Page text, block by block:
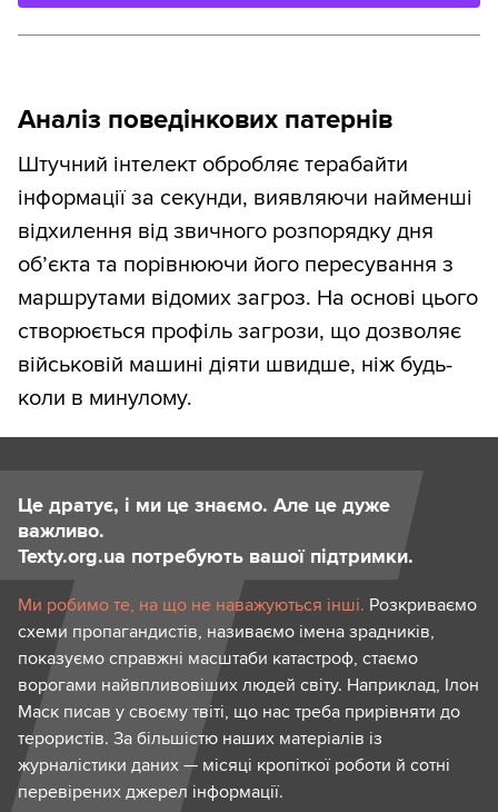
Аналіз поведінкових патернів
Штучний інтелект обробляє терабайти
інформації за секунди, виявляючи найменші
відхилення від звичного розпорядку дня
об’єкта та порівнюючи його пересування з
маршрутами відомих загроз. На основі цього
створюється профіль загрози, що дозволяє
військовій машині діяти швидше, ніж будь-
коли в минулому.
Це дратує, і ми це знаємо. Але це дуже
важливо.
Texty.org.ua потребують вашої підтримки.
Ми робимо те, на що не наважуються інші. Розкриваємо
схеми пропагандистів, називаємо імена зрадників,
показуємо справжні масштаби катастроф, стаємо
ворогами найвпливовіших людей світу. Наприклад, Ілон
Маск писав у своєму твіті, що нас треба прирівняти до
терористів. За більшістю наших матеріалів із
журналістики даних — місяці кропіткої роботи й сотні
перевірених джерел інформації.